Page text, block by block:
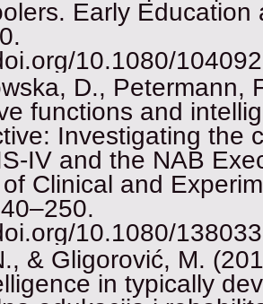
Early
10.1080/
D., Petermann,
functions and
Investigating the
IV and the NAB
Clinical and
10.1080/
& Gligorović, M.
in typically